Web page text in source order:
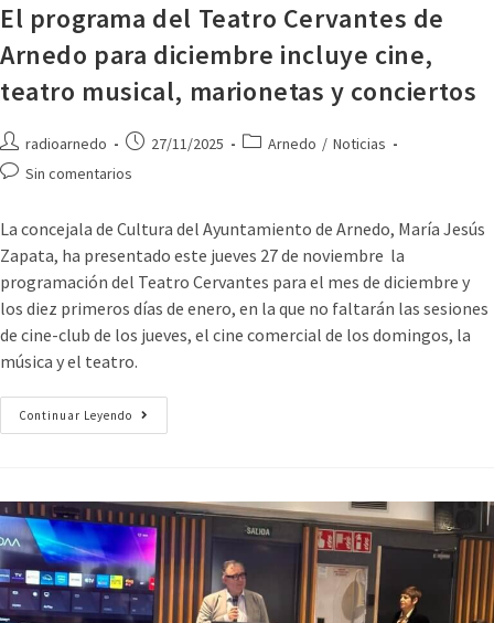
El programa del Teatro Cervantes de
Arnedo para diciembre incluye cine,
teatro musical, marionetas y conciertos
radioarnedo 27/11/2025 Arnedo / Noticias
Sin comentarios
La concejala de Cultura del Ayuntamiento de Arnedo, María Jesús
Zapata, ha presentado este jueves 27 de noviembre la
programación del Teatro Cervantes para el mes de diciembre y
los diez primeros días de enero, en la que no faltarán las sesiones
de cine-club de los jueves, el cine comercial de los domingos, la
música y el teatro.
Continuar Leyendo